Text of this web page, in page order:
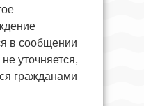
в сообщении
уточняется,
гражданами